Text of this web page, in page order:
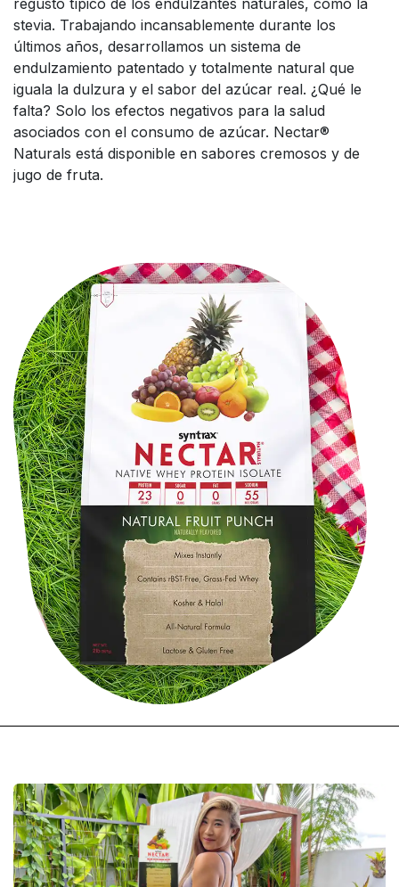
regusto típico de los endulzantes naturales, como la
stevia. Trabajando incansablemente durante los
últimos años, desarrollamos un sistema de
endulzamiento patentado y totalmente natural que
iguala la dulzura y el sabor del azúcar real. ¿Qué le
falta? Solo los efectos negativos para la salud
asociados con el consumo de azúcar. Nectar®
Naturals está disponible en sabores cremosos y de
jugo de fruta.